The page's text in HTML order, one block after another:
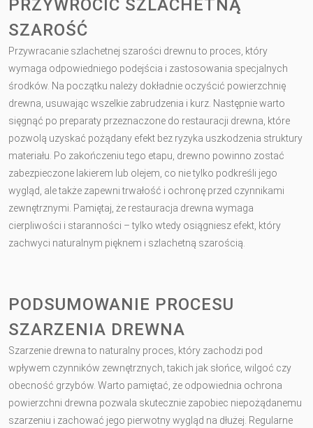
PRZYWRÓCIĆ SZLACHETNĄ
SZAROŚĆ
Przywracanie szlachetnej szarości drewnu to proces, który
wymaga odpowiedniego podejścia i zastosowania specjalnych
środków. Na początku należy dokładnie oczyścić powierzchnię
drewna, usuwając wszelkie zabrudzenia i kurz. Następnie warto
sięgnąć po preparaty przeznaczone do restauracji drewna, które
pozwolą uzyskać pożądany efekt bez ryzyka uszkodzenia struktury
materiału. Po zakończeniu tego etapu, drewno powinno zostać
zabezpieczone lakierem lub olejem, co nie tylko podkreśli jego
wygląd, ale także zapewni trwałość i ochronę przed czynnikami
zewnętrznymi. Pamiętaj, że restauracja drewna wymaga
cierpliwości i staranności – tylko wtedy osiągniesz efekt, który
zachwyci naturalnym pięknem i szlachetną szarością.
PODSUMOWANIE PROCESU
SZARZENIA DREWNA
Szarzenie drewna to naturalny proces, który zachodzi pod
wpływem czynników zewnętrznych, takich jak słońce, wilgoć czy
obecność grzybów. Warto pamiętać, że odpowiednia ochrona
powierzchni drewna pozwala skutecznie zapobiec niepożądanemu
szarzeniu i zachować jego pierwotny wygląd na dłużej. Regularne